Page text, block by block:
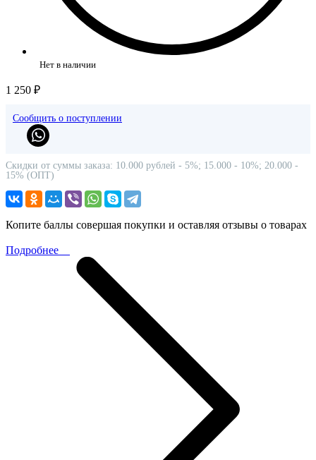
Нет в наличии
1 250 ₽
Сообщить о поступлении
Скидки от суммы заказа: 10.000 рублей - 5%; 15.000 - 10%; 20.000 -
15% (ОПТ)
Копите баллы совершая покупки и оставляя отзывы о товарах
Подробнее